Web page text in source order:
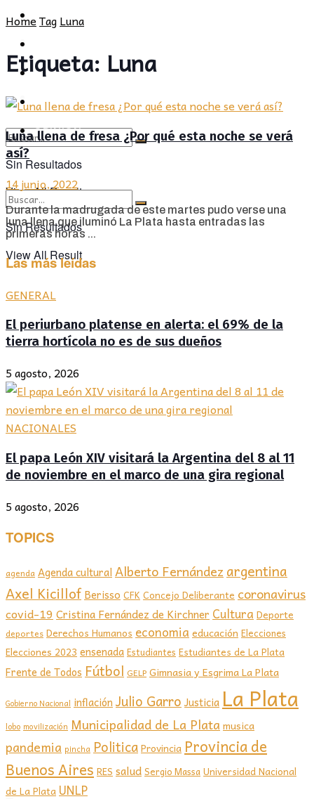
CULTURA
Sin Resultados
View All Result
PROVINCIA
SOCIEDAD
CULTURA
OPINIÓN
Sin Resultados
View All Result
HomeTagLuna
Etiqueta: Luna
Luna llena de fresa ¿Por qué esta noche se verá
así?
14 junio, 2022
Durante la madrugada de este martes pudo verse una
luna llena que iluminó La Plata hasta entradas las
primeras horas ...
Las más leídas
GENERAL
El periurbano platense en alerta: el 69% de la
tierra hortícola no es de sus dueños
5 agosto, 2026
NACIONALES
El papa León XIV visitará la Argentina del 8 al 11
de noviembre en el marco de una gira regional
5 agosto, 2026
TOPICS
agenda Agenda culturalAlberto Fernández argentina
Axel Kicillof Berisso CFKConcejo Deliberante coronavirus
covid-19 Cristina Fernández de Kirchner Cultura Deporte
deportes Derechos Humanos economia educación Elecciones
Elecciones 2023 ensenada Estudiantes Estudiantes de La Plata
Frente de Todos Fútbol GELP Gimnasia y Esgrima La Plata
Gobierno Nacional inflación Julio Garro Justicia La Plata
lobo movilización Municipalidad de La Plata musica
pandemia pincha PoliticaProvincia Provincia de
Buenos Aires RES saludSergio MassaUniversidad Nacional
de La Plata UNLP